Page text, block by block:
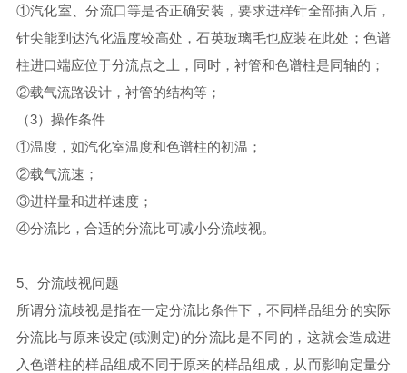
①汽化室、分流口等是否正确安装，要求进样针全部插入后，
针尖能到达汽化温度较高处，石英玻璃毛也应装在此处；色谱
柱进口端应位于分流点之上，同时，衬管和色谱柱是同轴的；
②载气流路设计，衬管的结构等；
（3）操作条件
①温度，如汽化室温度和色谱柱的初温；
②载气流速；
③进样量和进样速度；
④分流比，合适的分流比可减小分流歧视。
5、分流歧视问题
所谓分流歧视是指在一定分流比条件下，不同样品组分的实际
分流比与原来设定(或测定)的分流比是不同的，这就会造成进
入色谱柱的样品组成不同于原来的样品组成，从而影响定量分